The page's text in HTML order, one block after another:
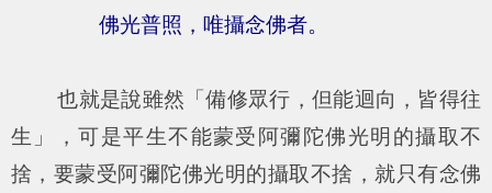
佛光普照，唯攝念佛者。
也就是說雖然「備修眾行，但能迴向，皆得往
生」，可是平生不能蒙受阿彌陀佛光明的攝取不
捨，要蒙受阿彌陀佛光明的攝取不捨，就只有念佛